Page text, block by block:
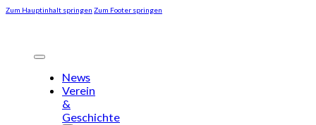
Zum Hauptinhalt springen Zum Footer springen
News
Verein
&
Geschichte